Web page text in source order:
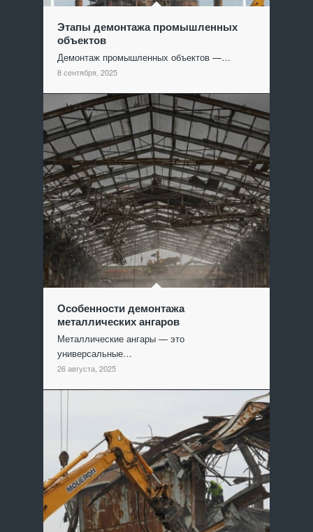
Этапы демонтажа промышленных
объектов
Демонтаж промышленных объектов —…
8 сентября, 2025
Особенности демонтажа
металлических ангаров
Металлические ангары — это
универсальные…
26 августа, 2025